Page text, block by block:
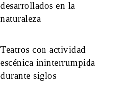
desarrollados en la
naturaleza
Teatros con actividad
escénica ininterrumpida
durante siglos